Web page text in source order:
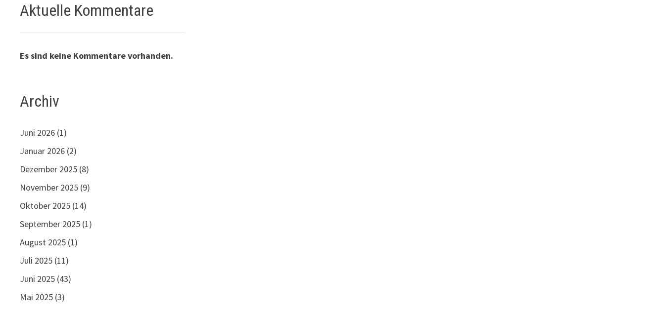
Aktuelle Kommentare
Es sind keine Kommentare vorhanden.
Archiv
Juni 2026 (1)
Januar 2026 (2)
Dezember 2025 (8)
November 2025 (9)
Oktober 2025 (14)
September 2025 (1)
August 2025 (1)
Juli 2025 (11)
Juni 2025 (43)
Mai 2025 (3)